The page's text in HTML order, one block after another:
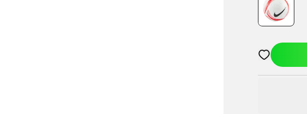
Åbner en